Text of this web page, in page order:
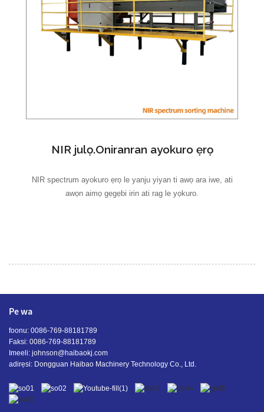
NIR julọ.Oniranran ayokuro ẹrọ
NIR spectrum ayokuro ẹrọ le yanju yiyan ti awọ ara iwe, ati
awọn aimọ gẹgẹbi irin ati rag le yọkuro.
Pe wa
foonu: 0086-769-88181789
Faksi: 0086-769-88181789
Imeeli: johnson@haibaokj.com
adirẹsi: Dongguan Haibao Machinery Technology Co., Ltd.